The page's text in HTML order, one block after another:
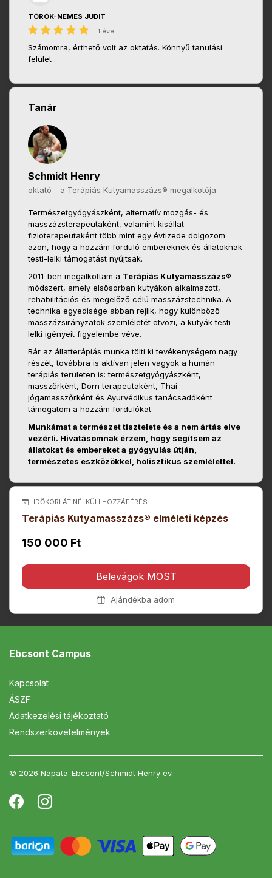
TÖRÖK-NEMES JUDIT
1 éve
Számomra, érthető volt az oktatás. Könnyű tanulási
felület .
Tanár
Schmidt Henry
oktató - a Terápiás Kutyamasszázs® megalkotója
Természetgyógyászként, alternatív mozgás- és
masszázsterapeutaként, valamint kisállat
fizioterapeutaként több mint egy évtizede dolgozom
azon, hogy a hozzám forduló embereknek és állatoknak
testi-lelki támogatást nyújtsak.
2011-ben megalkottam a Terápiás Kutyamasszázs®
módszert, amely elsősorban kutyákon alkalmazott,
rehabilitációs és megelőző célú masszázstechnika. A
technika egyedisége abban rejlik, hogy különböző
masszázsirányzatok szemléletét ötvözi, a kutyák testi-
lelki igényeit figyelembe véve.
Bár az állatterápiás munka tölti ki tevékenységem nagy
részét, továbbra is aktívan jelen vagyok a humán
terápiás területen is: természetgyógyászként,
masszőrként, Dorn terapeutaként, Thai
jógamasszőrként és Ayurvédikus tanácsadóként
támogatom a hozzám fordulókat.
Munkámat a természet tisztelete és a nem ártás elve
vezérli. Hivatásomnak érzem, hogy segítsem az
állatokat és embereket a gyógyulás útján,
természetes eszközökkel, holisztikus szemlélettel.
IDŐKORLÁT NÉLKÜLI HOZZÁFÉRÉS
Terápiás Kutyamasszázs® elméleti képzés
150 000 Ft
Belevágok MOST
Ajándékba adom
Ebcsont Campus
Kapcsolat
ÁSZF
Adatkezelési tájékoztató
Rendszerkövetelmények
© 2026 Napata-Ebcsont/Schmidt Henry ev.